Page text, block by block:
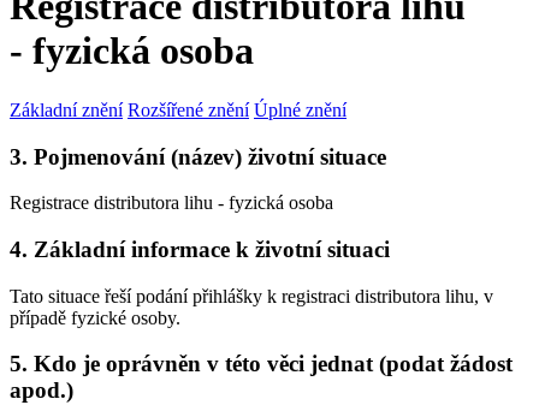
- fyzická osoba
Základní znění Rozšířené znění Úplné znění
3. Pojmenování (název) životní situace
Registrace distributora lihu - fyzická osoba
4. Základní informace k životní situaci
Tato situace řeší podání přihlášky k registraci distributora lihu, v
případě fyzické osoby.
5. Kdo je oprávněn v této věci jednat (podat žádost
apod.)